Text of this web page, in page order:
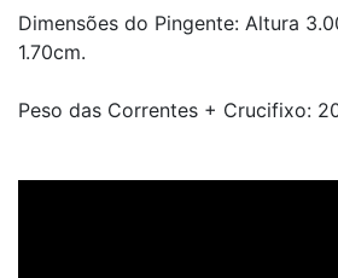
Dimensões do Pingente: Altura
1.70cm.
Peso das Correntes + Crucifixo: